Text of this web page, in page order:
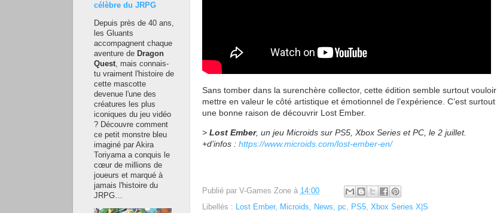
Sans tomber dans la surenchère collector, cette édition semble surtout vouloir
mettre en valeur le côté artistique et émotionnel de l’expérience. C’est surtout
une bonne raison de découvrir Lost Ember.
> Lost Ember, un jeu Microids sur PS5, Xbox Series et PC, le 2 juillet.
+d’infos : https://www.microids.com/lost-ember-en/
Publié par V-Games Zone à 14:00
Libellés :
Lost Ember, Microids News pc PS5 Xbox Series X|S
célèbre du JRPG
Depuis près de 40 ans,
les Gluants
accompagnent chaque
aventure de Dragon
Quest , mais connais-
tu vraiment l'histoire de
cette mascotte
devenue l'une des
créatures les plus
iconiques du jeu vidéo
? Découvre comment
ce petit monstre bleu
imaginé par Akira
Toriyama a conquis le
cœur de millions de
joueurs et marqué à
jamais l'histoire du
JRPG…